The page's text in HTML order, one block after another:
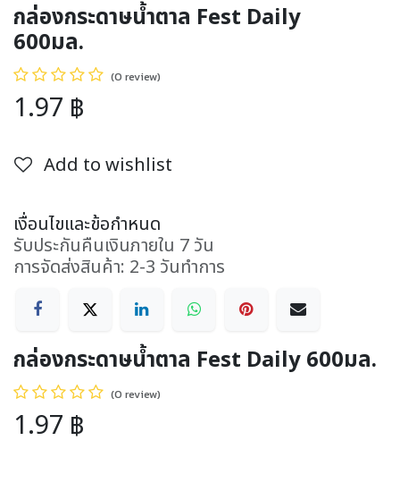
กล่องกระดาษน้ำตาล Fest Daily
600มล.
(0 review)
1.97 ฿
Add to wishlist
เงื่อนไขและข้อกำหนด
รับประกันคืนเงินภายใน 7 วัน
การจัดส่งสินค้า: 2-3 วันทำการ
กล่องกระดาษน้ำตาล Fest Daily 600มล.
(0 review)
1.97 ฿